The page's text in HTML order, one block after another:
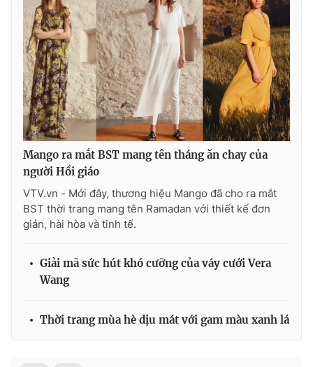
Ðiện thoại Thời báo VTV:024.66 897 897
Email:toasoan@vtv.vn
Liên hệ quảng cáo:024-7300.7108
thuận bằng văn bản. Ghi rõ nguồn VTV.vn khi phát hành lại
Mango ra mắt BST mang tên tháng ăn chay của
người Hồi giáo
VTV.vn - Mới đây, thương hiệu Mango đã cho ra mắt
BST thời trang mang tên Ramadan với thiết kế đơn
giản, hài hòa và tinh tế.
Giải mã sức hút khó cưỡng của váy cưới Vera
Wang
Thời trang mùa hè dịu mát với gam màu xanh lá